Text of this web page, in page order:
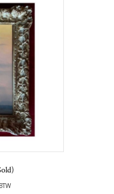
options
may
be
chosen
on
the
product
page